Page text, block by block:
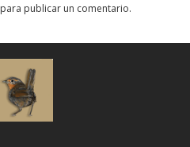
para publicar un comentario.